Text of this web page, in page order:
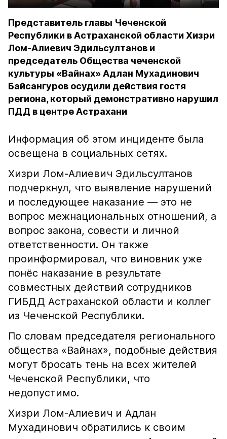
Представитель главы Чеченской
Республики в Астраханской области Хизри
Лом-Алиевич Эдильсултанов и
председатель Общества чеченской
культуры «Вайнах» Адлан Мухадинович
Байсангуров осудили действия гостя
региона, который демонстративно нарушил
ПДД в центре Астрахани
Информация об этом инциденте была
освещена в социальных сетях.
Хизри Лом-Алиевич Эдильсултанов
подчеркнул, что выявление нарушений
и последующее наказание — это не
вопрос межнациональных отношений, а
вопрос закона, совести и личной
ответственности. Он также
проинформировал, что виновник уже
понёс наказание в результате
совместных действий сотрудников
ГИБДД Астраханской области и коллег
из Чеченской Республики.
По словам председателя регионального
общества «Вайнах», подобные действия
могут бросать тень на всех жителей
Чеченской Республики, что
недопустимо.
Хизри Лом-Алиевич и Адлан
Мухадинович обратились к своим